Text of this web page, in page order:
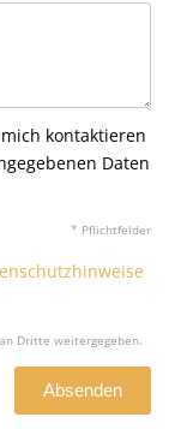
kontaktieren
Daten
* Pflichtfelder
Dritte weitergegeben.
Absenden